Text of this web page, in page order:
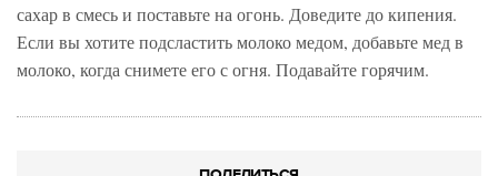
сахар в смесь и поставьте на огонь. Доведите до кипения.
Если вы хотите подсластить молоко медом, добавьте мед в
молоко, когда снимете его с огня. Подавайте горячим.